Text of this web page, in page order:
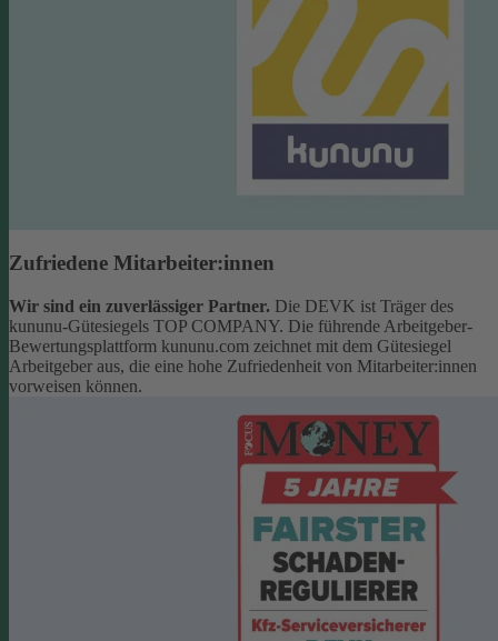
Zufriedene Mitarbeiter:innen
Wir sind ein zuverlässiger Partner. Die DEVK ist Träger des
kununu-Gütesiegels TOP COMPANY. Die führende Arbeitgeber-
Bewertungsplattform kununu.com zeichnet mit dem Gütesiegel
Arbeitgeber aus, die eine hohe Zufriedenheit von Mitarbeiter:innen
vorweisen können.